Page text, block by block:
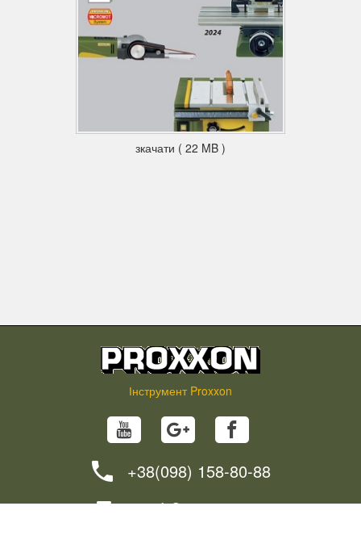
зкачати ( 22 MB )
Інструмент Proxxon
+38(098) 158-80-88
info@proxxon.in.ua